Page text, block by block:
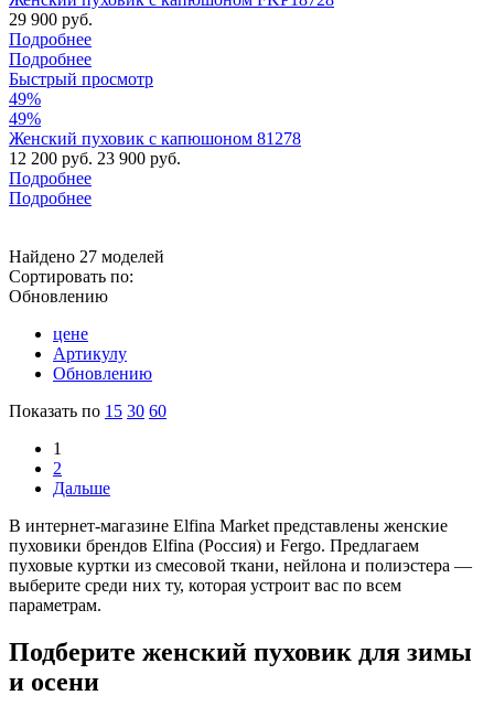
29 900 руб.
Подробнее
Подробнее
Быстрый просмотр
49%
49%
Женский пуховик с капюшоном 81278
12 200 руб. 23 900 руб.
Подробнее
Подробнее
Найдено 27 моделей
Сортировать по:
Обновлению
цене
Артикулу
Обновлению
Показать по 15 30 60
1
2
Дальше
В интернет-магазине Elfina Market представлены женские
пуховики брендов Elfina (Россия) и Fergo. Предлагаем
пуховые куртки из смесовой ткани, нейлона и полиэстера —
выберите среди них ту, которая устроит вас по всем
параметрам.
Подберите женский пуховик для зимы
и осени